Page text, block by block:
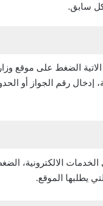
سابق.
الضغط على موقع
رقم الجواز أو
الالكترونية،
يطلبها الموقع.